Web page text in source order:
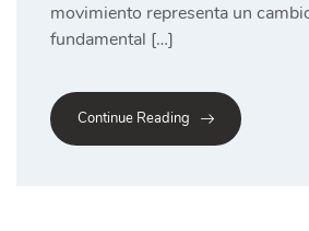
movimiento representa un
fundamental […]
Continue Reading